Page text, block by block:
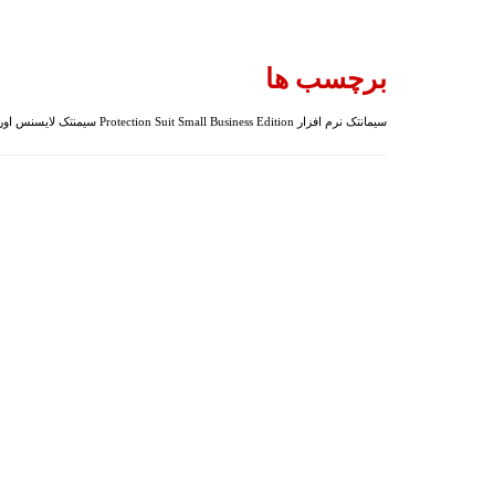
برچسب ها
سیمانتک نرم افزار Protection Suit Small Business Edition سیمنتک لایسنس